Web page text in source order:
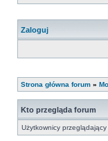
Zaloguj
Strona główna forum »
Kto przegląda forum
Użytkownicy